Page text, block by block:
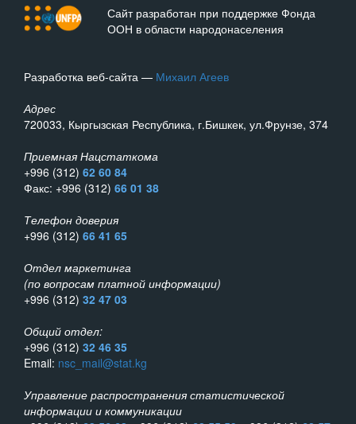
Сайт разработан при поддержке Фонда
ООН в области народонаселения
Разработка веб-сайта — Михаил Агеев
Адрес
720033, Кыргызская Республика, г.Бишкек, ул.Фрунзе, 374
Приемная Нацстаткома
+996 (312) 62 60 84
Факс: +996 (312) 66 01 38
Телефон доверия
+996 (312) 66 41 65
Отдел маркетинга
(по вопросам платной информации)
+996 (312) 32 47 03
Общий отдел:
+996 (312) 32 46 35
Email: nsc_mail@stat.kg
Управление распространения статистической
информации и коммуникации